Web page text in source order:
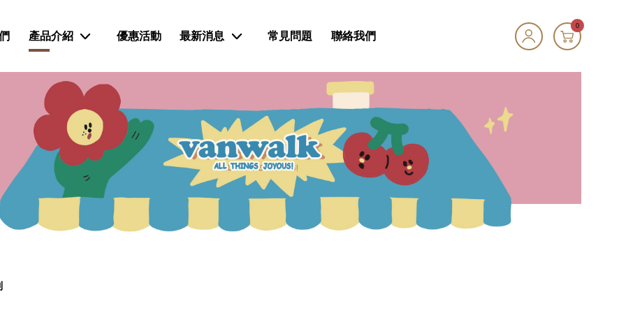
0
產品介紹 優惠活動 最新消息 常見問題 聯絡我們